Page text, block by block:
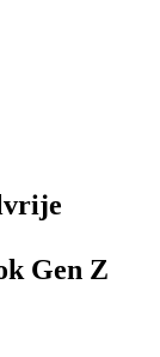
Gen Z